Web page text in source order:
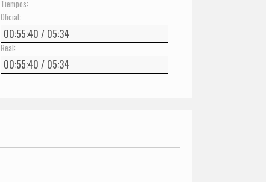
Tiempos:
Oficial:
Real: